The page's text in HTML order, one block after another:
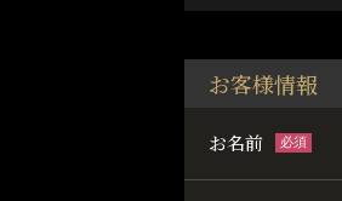
お客様情報
お名前 必須